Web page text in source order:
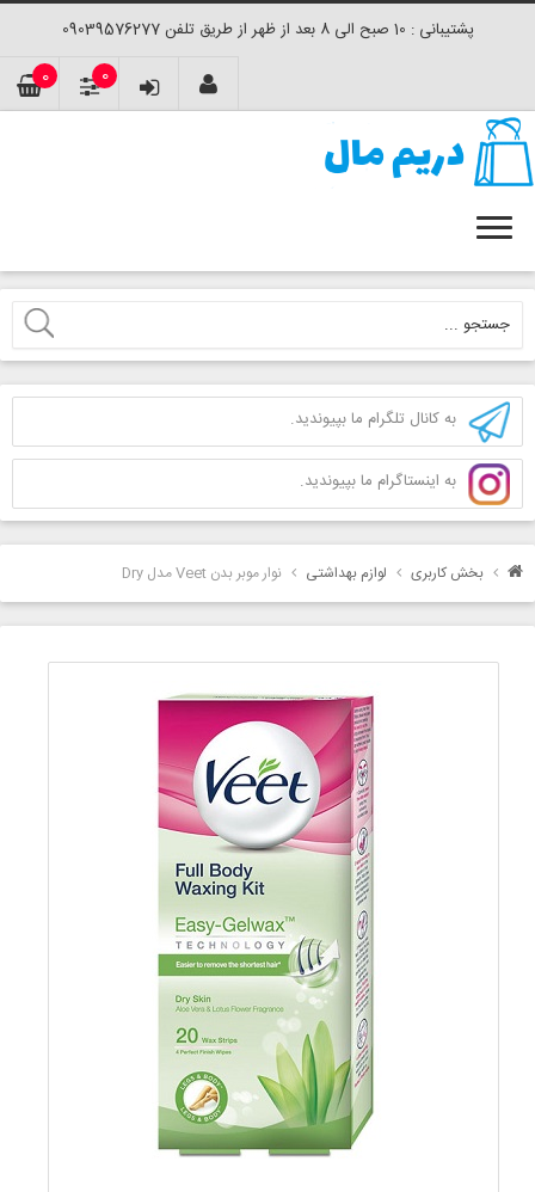
پشتیبانی : 10 صبح الی 8 بعد از ظهر از طریق تلفن 09039576277
0 0
به کانال تلگرام ما بپیوندید.
به اینستاگرام ما بپیوندید.
بخش کاربری لوازم بهداشتی نوار موبر بدن Veet مدل Dry